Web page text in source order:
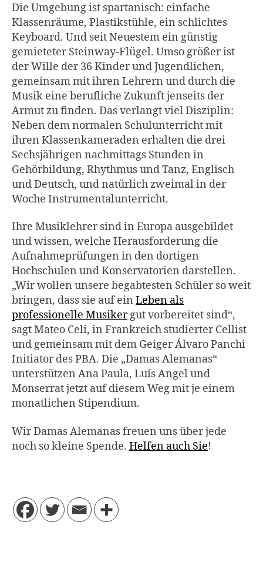
Die Umgebung ist spartanisch: einfache
Klassenräume, Plastikstühle, ein schlichtes
Keyboard. Und seit Neuestem ein günstig
gemieteter Steinway-Flügel. Umso größer ist
der Wille der 36 Kinder und Jugendlichen,
gemeinsam mit ihren Lehrern und durch die
Musik eine berufliche Zukunft jenseits der
Armut zu finden. Das verlangt viel Disziplin:
Neben dem normalen Schulunterricht mit
ihren Klassenkameraden erhalten die drei
Sechsjährigen nachmittags Stunden in
Gehörbildung, Rhythmus und Tanz, Englisch
und Deutsch, und natürlich zweimal in der
Woche Instrumentalunterricht.
Ihre Musiklehrer sind in Europa ausgebildet
und wissen, welche Herausforderung die
Aufnahmeprüfungen in den dortigen
Hochschulen und Konservatorien darstellen.
„Wir wollen unsere begabtesten Schüler so weit
bringen, dass sie auf ein Leben als
professionelle Musikergut vorbereitet sind“,
sagt Mateo Celi, in Frankreich studierter Cellist
und gemeinsam mit dem Geiger Álvaro Panchi
Initiator des PBA. Die „Damas Alemanas“
unterstützen Ana Paula, Luís Angel und
Monserrat jetzt auf diesem Weg mit je einem
monatlichen Stipendium.
Wir Damas Alemanas freuen uns über jede
noch so kleine Spende. Helfen auch Sie!